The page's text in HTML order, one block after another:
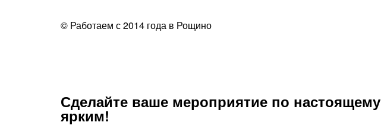
© Работаем с 2014 года в Рощино
Сделайте ваше мероприятие по настоящему
ярким!​